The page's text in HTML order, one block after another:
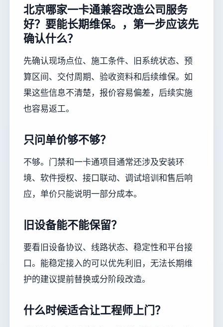
北京哪家一卡通兼容改造公司服务
好？要能长期维保。，第一步应该先
确认什么？
先确认现场点位、施工条件、旧系统状态、预
算区间、交付周期、验收资料和后续维保。如
果这些信息不清楚，报价容易偏差，后续实施
也容易返工。
只问单价够不够？
不够。门禁和一卡通项目通常还涉及安装环
境、软件授权、接口联动、调试培训和售后响
应，单价只能说明一部分成本。
旧设备能不能保留？
要看旧设备协议、线路状态、稳定性和平台接
口。能稳定接入的可以优先利旧，无法长期维
护的建议提前替换或分阶段改造。
什么时候适合让工程师上门？